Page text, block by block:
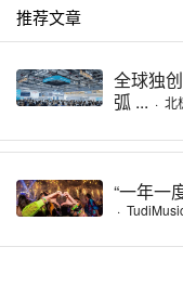
推荐文章
全球独
弧 ... · 北
“一年一
·